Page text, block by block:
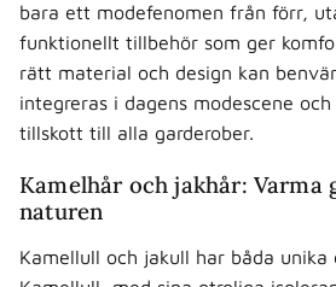
bara ett modefenomen från förr,
funktionellt tillbehör som ger
rätt material och design kan
integreras i dagens modescene
tillskott till alla garderober.
Kamelhår och jakhår: Varma
naturen
Kamellull och jakull har båda unika